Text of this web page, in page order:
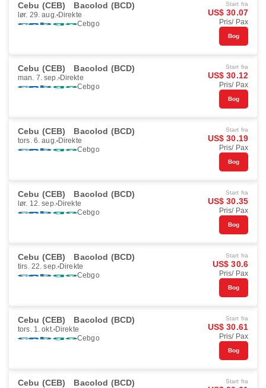
Cebu (CEB) Bacolod (BCD)
lør. 29. aug. Direkte
Cebgo
Start fra
US$ 30.07
Pris/ Pax
Bog
Cebu (CEB) Bacolod (BCD)
man. 7. sep. Direkte
Cebgo
Start fra
US$ 30.12
Pris/ Pax
Bog
Cebu (CEB) Bacolod (BCD)
tors. 6. aug. Direkte
Cebgo
Start fra
US$ 30.19
Pris/ Pax
Bog
Cebu (CEB) Bacolod (BCD)
lør. 12. sep. Direkte
Cebgo
Start fra
US$ 30.35
Pris/ Pax
Bog
Cebu (CEB) Bacolod (BCD)
tirs. 22. sep. Direkte
Cebgo
Start fra
US$ 30.6
Pris/ Pax
Bog
Cebu (CEB) Bacolod (BCD)
tors. 1. okt. Direkte
Cebgo
Start fra
US$ 30.61
Pris/ Pax
Bog
Cebu (CEB) Bacolod (BCD) Start fra